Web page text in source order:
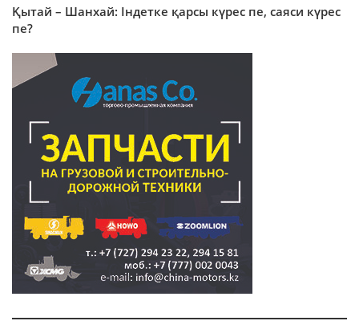
Қытай – Шанхай: Індетке қарсы күрес пе, саяси күрес
пе?